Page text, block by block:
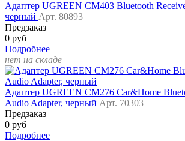
Адаптер UGREEN CM403 Bluetooth
черный Арт. 80893
Предзаказ
0 руб
Подробнее
нет на складе
Адаптер UGREEN CM276 Car&Home
Audio Adapter, черный Арт. 70303
Предзаказ
0 руб
Подробнее